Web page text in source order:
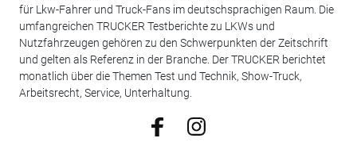
für Lkw-Fahrer und Truck-Fans im deutschsprachigen Raum. Die
umfangreichen TRUCKER Testberichte zu LKWs und
Nutzfahrzeugen gehören zu den Schwerpunkten der Zeitschrift
und gelten als Referenz in der Branche. Der TRUCKER berichtet
monatlich über die Themen Test und Technik, Show-Truck,
Arbeitsrecht, Service, Unterhaltung.